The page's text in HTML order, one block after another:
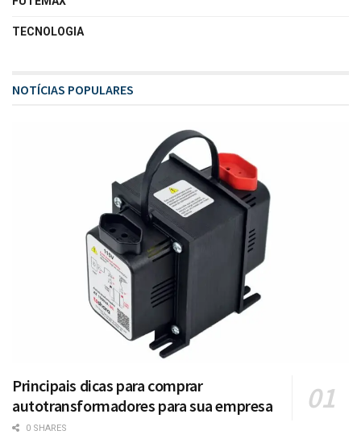
TECNOLOGIA
NOTÍCIAS POPULARES
Principais dicas para comprar
autotransformadores para sua empresa
0 SHARES